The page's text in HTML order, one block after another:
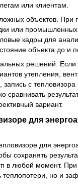
или клиентам.
объектов. При
или
кадры для
объекта до и
решений. Если
утепления,
запись с тепловизора
сравнивать
вариант.
для
для
сохранять
в любой момент. При
теплопотери, но и